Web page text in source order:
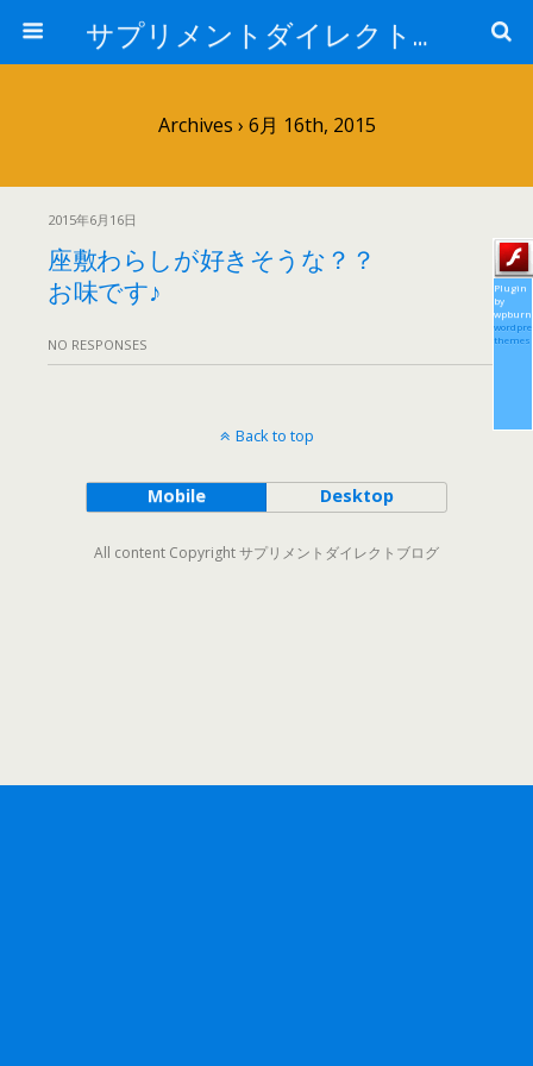
サプリメントダイレクトブログ
Archives › 6月 16th, 2015
2015年6月16日
座敷わらしが好きそうな？？
お味です♪
NO RESPONSES
Plugin
by
themes
Back to top
Mobile Desktop
All content Copyright サプリメントダイレクトブログ